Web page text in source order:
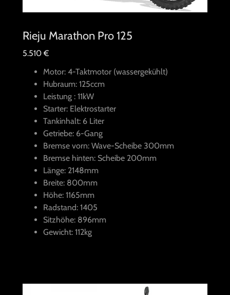
Rieju Marathon Pro 125
5.510 €
Motor: 4-Taktmotor (wassergekühlt)
Hubraum: 125ccm
Leistung : 11kW
Starter: Elektrostarter
Tankinhalt: 6 Liter
Getriebe: 6-Gang
Bremse vorn: Wave-Scheibe 300mm
Bremse hinten: Scheibe 200mm
Länge: 2148mm
Breite: 800mm
Höhe: 1165mm
Radstand: 1405
Sitzhöhe: 896mm
Gewicht: 112kg